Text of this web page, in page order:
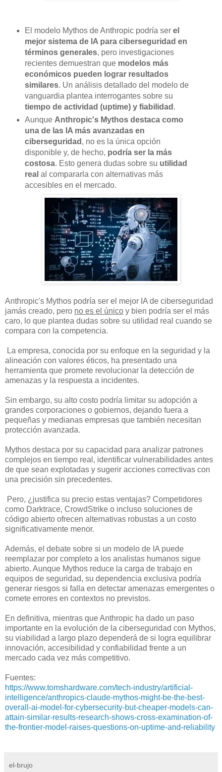
El modelo Mythos de Anthropic podría ser el
mejor sistema de IA para ciberseguridad en
términos generales, pero investigaciones
recientes demuestran que modelos más
económicos pueden lograr resultados
similares. Un análisis detallado del modelo de
vanguardia plantea interrogantes sobre su
tiempo de actividad (uptime) y fiabilidad .
Aunque Anthropic's Mythos destaca como
una de las IA más avanzadas en
ciberseguridad , no es la única opción
disponible y, de hecho, podría ser la más
costosa. Esto genera dudas sobre su utilidad
real al compararla con alternativas más
accesibles en el mercado.
Anthropic's Mythos podría ser el mejor IA de ciberseguridad
jamás creado, pero no es el único y bien podría ser el más
caro, lo que plantea dudas sobre su utilidad real cuando se
compara con la competencia.
La empresa, conocida por su enfoque en la seguridad y la
alineación con valores éticos, ha presentado una
herramienta que promete revolucionar la detección de
amenazas y la respuesta a incidentes.
Sin embargo, su alto costo podría limitar su adopción a
grandes corporaciones o gobiernos, dejando fuera a
pequeñas y medianas empresas que también necesitan
protección avanzada.
Mythos destaca por su capacidad para analizar patrones
complejos en tiempo real, identificar vulnerabilidades antes
de que sean explotadas y sugerir acciones correctivas con
una precisión sin precedentes.
Pero, ¿justifica su precio estas ventajas? Competidores
como Darktrace, CrowdStrike o incluso soluciones de
código abierto ofrecen alternativas robustas a un costo
significativamente menor.
Además, el debate sobre si un modelo de IA puede
reemplazar por completo a los analistas humanos sigue
abierto. Aunque Mythos reduce la carga de trabajo en
equipos de seguridad, su dependencia exclusiva podría
generar riesgos si falla en detectar amenazas emergentes o
comete errores en contextos no previstos.
En definitiva, mientras que Anthropic ha dado un paso
importante en la evolución de la ciberseguridad con Mythos,
su viabilidad a largo plazo dependerá de si logra equilibrar
innovación, accesibilidad y confiabilidad frente a un
mercado cada vez más competitivo.
Fuentes:
https://www.tomshardware.com/tech-industry/artificial-
intelligence/anthropics-claude-mythos-might-be-the-best-
overall-ai-model-for-cybersecurity-but-cheaper-models-can-
attain-similar-results-research-shows-cross-examination-of-
the-frontier-model-raises-questions-on-uptime-and-reliability
el-brujo